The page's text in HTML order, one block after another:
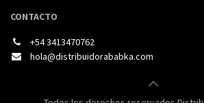
CONTACTO
+54 3413470762
hola@distribuidorababka.com